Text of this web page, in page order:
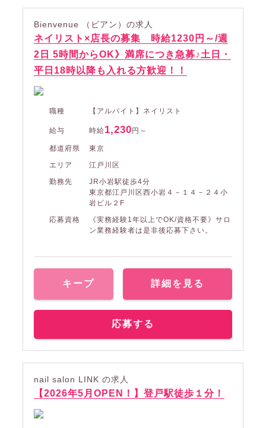
Bienvenue （ビアン）の求人
ネイリスト×店長の募集 時給1230円～/週
2日 5時間からOK》満席につき急募♪土日・
平日18時以降も入れる方歓迎！！
職種 【アルバイト】ネイリスト
給与 時給1,230 円～
都道府県
東京
エリア
江戸川区
勤務先
JR小岩駅徒歩4分
東京都江戸川区西小岩４－１４－２４小
岩ビル２F
応募資格
《実務経験1年以上でOK/資格不要》サロ
ン業務経験者は是非後応募下さい。
キープ 詳細を見る
応募する
nail salon LINK の求人
【2026年5月OPEN！】登戸駅徒歩１分！